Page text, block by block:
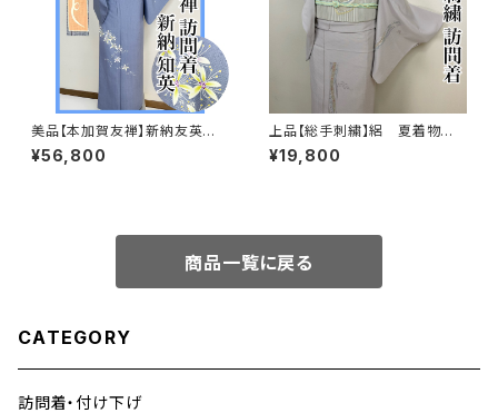
美品【本加賀友禅】新納友英
紬 訪問着 正絹 袷s665
¥56,800
上品【総手刺繍】絽 夏着物
訪問着 正絹 s231
¥19,800
商品一覧に戻る
CATEGORY
訪問着・付け下げ